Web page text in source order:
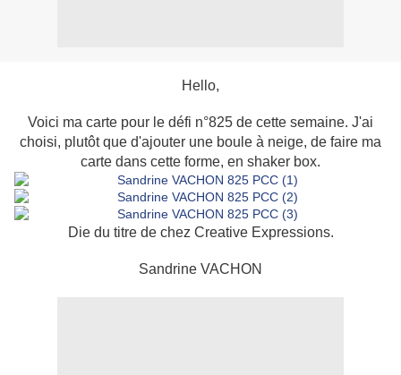
Hello,
Voici ma carte pour le défi n°825 de cette semaine. J'ai
choisi, plutôt que d'ajouter une boule à neige, de faire ma
carte dans cette forme, en shaker box.
Die du titre de chez Creative Expressions.
Sandrine VACHON